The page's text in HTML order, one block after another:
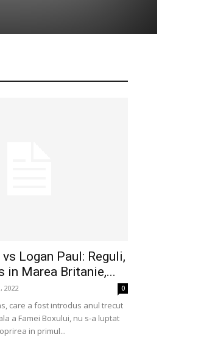
Logan Paul: Reguli,
in Marea Britanie,...
2022 0
care a fost introdus anul trecut
a Famei Boxului, nu s-a luptat
in primul...